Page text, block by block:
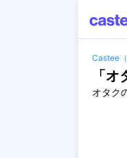
Castee
「オ
オタク